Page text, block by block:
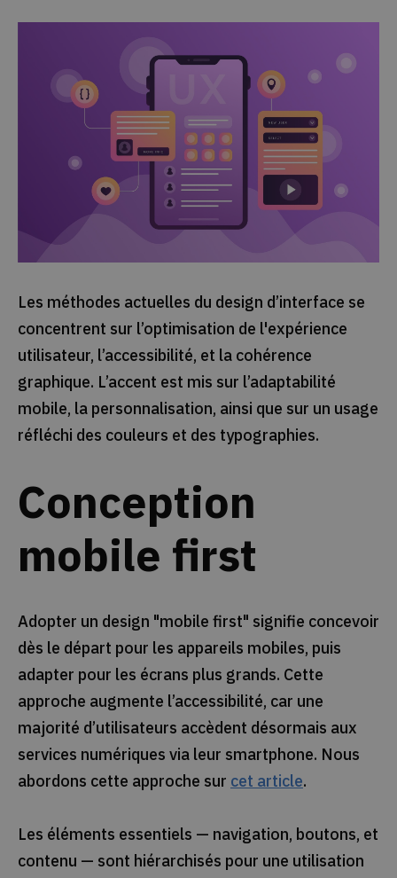
Les méthodes actuelles du design d’interface se
concentrent sur l’optimisation de l'expérience
utilisateur, l’accessibilité, et la cohérence
graphique. L’accent est mis sur l’adaptabilité
mobile, la personnalisation, ainsi que sur un usage
réfléchi des couleurs et des typographies.
Conception
mobile first
Adopter un design "mobile first" signifie concevoir
dès le départ pour les appareils mobiles, puis
adapter pour les écrans plus grands. Cette
approche augmente l’accessibilité, car une
majorité d’utilisateurs accèdent désormais aux
services numériques via leur smartphone. Nous
abordons cette approche sur cet article.
Les éléments essentiels — navigation, boutons, et
contenu — sont hiérarchisés pour une utilisation